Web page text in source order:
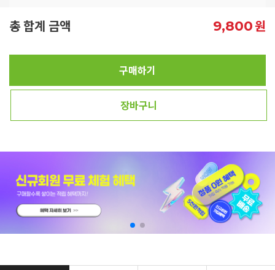
총 합계 금액 9,800원
구매하기
장바구니